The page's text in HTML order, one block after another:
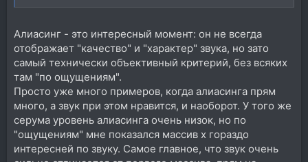
Алиасинг - это интересный момент: он не всегда
отображает "качество" и "характер" звука, но зато
самый технически объективный критерий, без всяких
там "по ощущениям".
Просто уже много примеров, когда алиасинга прям
много, а звук при этом нравится, и наоборот. У того же
серума уровень алиасинга очень низок, но по
"ощущениям" мне показался массив x гораздо
интересней по звуку. Самое главное, что звук очень